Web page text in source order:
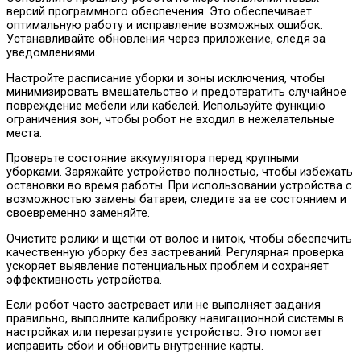
версий программного обеспечения. Это обеспечивает
оптимальную работу и исправление возможных ошибок.
Устанавливайте обновления через приложение, следя за
уведомлениями.
Настройте расписание уборки и зоны исключения, чтобы
минимизировать вмешательство и предотвратить случайное
повреждение мебели или кабелей. Используйте функцию
ограничения зон, чтобы робот не входил в нежелательные
места.
Проверьте состояние аккумулятора перед крупными
уборками. Заряжайте устройство полностью, чтобы избежать
остановки во время работы. При использовании устройства с
возможностью замены батареи, следите за ее состоянием и
своевременно заменяйте.
Очистите ролики и щетки от волос и ниток, чтобы обеспечить
качественную уборку без застреваний. Регулярная проверка
ускоряет выявление потенциальных проблем и сохраняет
эффективность устройства.
Если робот часто застревает или не выполняет задания
правильно, выполните калибровку навигационной системы в
настройках или перезагрузите устройство. Это помогает
исправить сбои и обновить внутренние карты.